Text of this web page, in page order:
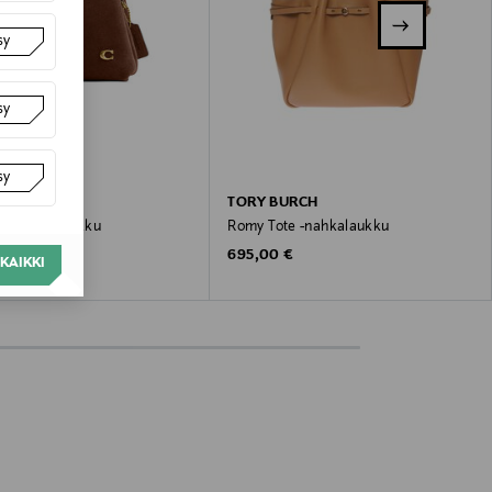
-käsilaukku
TORY BURCH
Romy Tote -nahkalaukku
Original Price
695,00 €